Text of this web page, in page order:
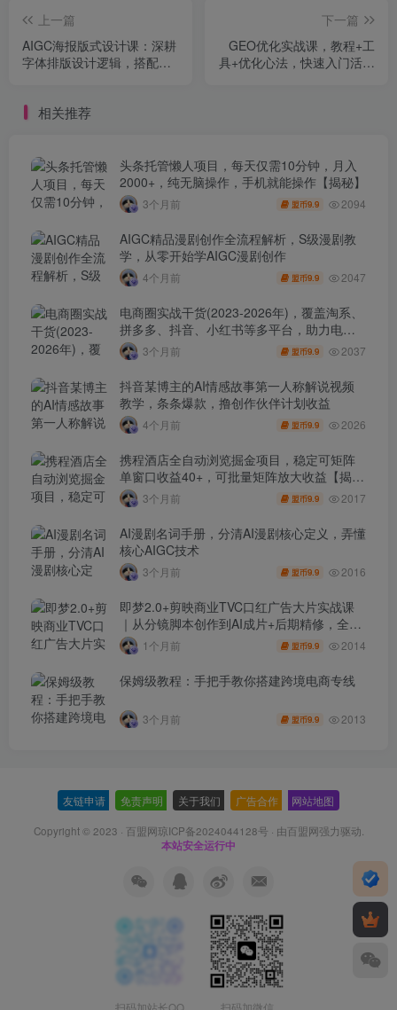
上一篇
AIGC海报版式设计课：深耕
字体排版设计逻辑，搭配海
下一篇
GEO优化实战课，教程+工
具+优化心法，快速入门活学
相关推荐
头条托管懒人项目，每天仅需10分钟，月入
2000+，纯无脑操作，手机就能操作【揭秘】
3个月前 盟币9.9 2094
AIGC精品漫剧创作全流程解析，S级漫剧教
学，从零开始学AIGC漫剧创作
4个月前 盟币9.9 2047
电商圈实战干货(2023-2026年)，覆盖淘系、
拼多多、抖音、小红书等多平台，助力电商
人避开坑、提效率、稳盈利(更新4月)
3个月前 盟币9.9 2037
抖音某博主的AI情感故事第一人称解说视频
教学，条条爆款，撸创作伙伴计划收益
4个月前 盟币9.9 2026
携程酒店全自动浏览掘金项目，稳定可矩阵
单窗口收益40+，可批量矩阵放大收益【揭
秘】3个月前 盟币9.9 2017
AI漫剧名词手册，分清AI漫剧核心定义，弄懂
核心AIGC技术
3个月前 盟币9.9 2016
即梦2.0+剪映商业TVC口红广告大片实战课
｜从分镜脚本创作到AI成片+后期精修，全流
程打造品牌级产品广告
1个月前 盟币9.9 2014
保姆级教程：手把手教你搭建跨境电商专线
3个月前 盟币9.9 2013
友链申请 免责声明 关于我们 广告合作 网站地图
Copyright © 2023 · 百盟网琼ICP备2024044128号 · 由百盟网强力驱动.
本站安全运行中
扫码加站长QQ 扫码加微信